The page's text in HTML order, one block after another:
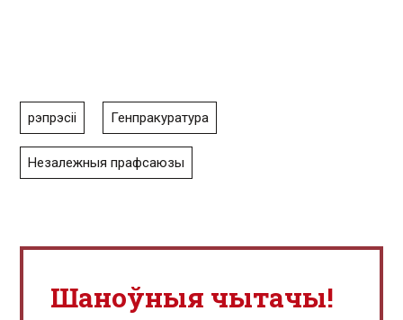
рэпрэсіі Генпракуратура
Незалежныя прафсаюзы
Шаноўныя чытачы!